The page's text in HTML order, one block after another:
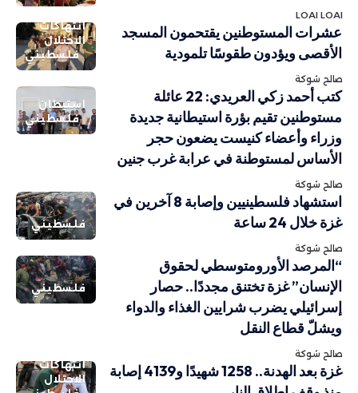
LOAI LOAI
انتهاكات
الاحتلال
فلسطيني
عشرات المستوطنين يقتحمون المسجد
الأقصى ويؤدون طقوسًا تلمودية
صالح شوكة
استيطان
فلسطيني
كتب أحمد زكي العريدي: 22 عائلة
مستوطنين تقيم بؤرة استيطانية جديدة
وزراء وأعضاء كنيست يضعون حجر
الأساس لمستوطنة في عرابة غرب جنين
صالح شوكة
فلسطيني
استشهاد فلسطينيين وإصابة 8 آخرين في
غزة خلال 24 ساعة
صالح شوكة
فلسطيني
“المرصد الأورومتوسطي لحقوق
الإنسان” غزة تختنق مجددًا.. حصار
إسرائيلي يضرب شرايين الغذاء والدواء
ويشلّ قطاع النقل
صالح شوكة
انتهاكات
الاحتلال
غزة بعد الهدنة.. 1258 شهيدًا و4139 إصابة